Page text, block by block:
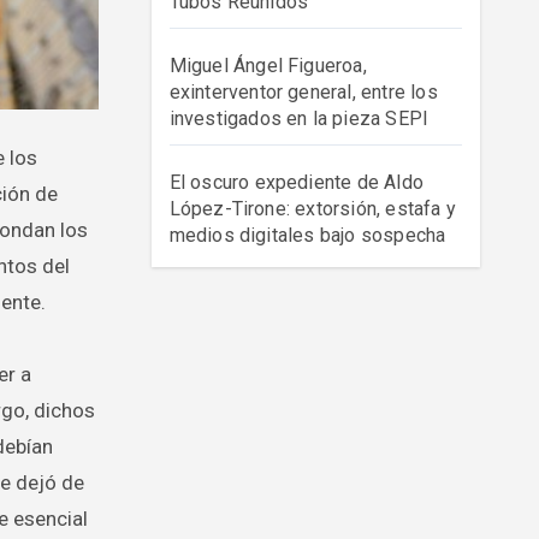
de
los
del
a
dichos
dejó de
esencial
Miguel Ángel Figueroa,
exinterventor general, entre los
investigados en la pieza SEPI
El oscuro expediente de Aldo
López-Tirone: extorsión, estafa y
medios digitales bajo sospecha